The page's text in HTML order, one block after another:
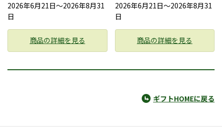
2026年6月21日〜2026年8月31
日
商品の詳細を見る
2026年6月21日〜2026年8月31
日
商品の詳細を見る
ギフトHOMEに戻る